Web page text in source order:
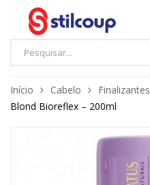
Início Cabelo Finalizantes
Blond Bioreflex – 200ml